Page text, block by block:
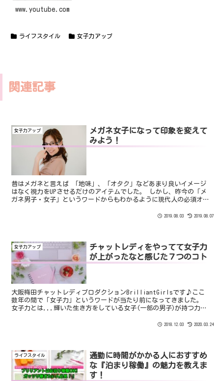
www.youtube.com
ライフスタイル 女子力アップ
関連記事
女子力アップ
メガネ女子になって印象を変えて
みよう！
昔はメガネと言えば 「地味」、「オタク」などあまり良いイメージ
はなく視力をUPさせるだけのアイテムでした。 しかし、昨今の「メ
ガネ男子・女子」というワードからもわかるように現代人の必須オ
くファッションの一環としてメガネをかけている方がいます。
2019.08.03 2019.08.07
女子力アップ
チャットレディをやってて女子力
が上がったなと感じた７つのコト
大阪梅田チャットレディプロダクションBrilliantGirlsです♪ここ
数年の間で「女子力」というワードが当たり前になってきました。
女子力とは,,,輝いた生き方をしている女子(一部の男子)が持つ力で
2018.12.03 2020.03.24
ライフスタイル
通勤に時間がかかる人におすすめ
な『泊まり稼働』の魅力を教えま
す！